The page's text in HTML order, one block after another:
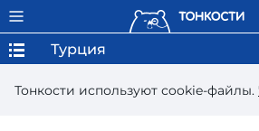
Тонкости используют сookie-файлы.
Турция